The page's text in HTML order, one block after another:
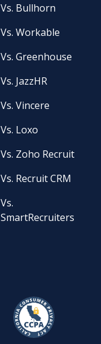
Vs. Bullhorn
Vs. Workable
Vs. Greenhouse
Vs. JazzHR
Vs. Vincere
Vs. Loxo
Vs. Zoho Recruit
Vs. Recruit CRM
Vs.
SmartRecruiters